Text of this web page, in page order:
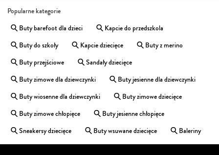
Popularne kategorie
Buty barefoot dla dzieci
Kapcie do przedszkola
Buty do szkoły
Kapcie dziecięce
Buty z merino
Buty przejściowe
Sandały dziecięce
Buty zimowe dla dziewczynki
Buty jesienne dla dziewczynki
Buty wiosenne dla dziewczynki
Buty zimowe dziecięce
Buty zimowe chłopięce
Buty jesienne chłopięce
Sneakersy dziecięce
Buty wsuwane dziecięce Baleriny